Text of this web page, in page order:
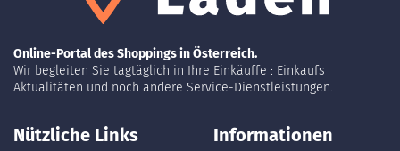
Online-Portal des Shoppings in Österreich.
Wir begleiten Sie tagtäglich in Ihre Einkäuffe : Einkaufs
Aktualitäten und noch andere Service-Dienstleistungen.
Nützliche Links Informationen